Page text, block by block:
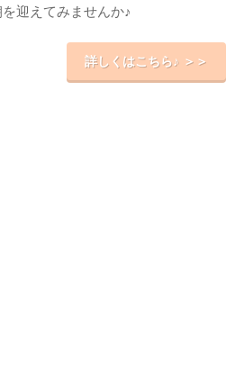
迎えてみませんか♪
詳しくはこちら♪ ＞＞